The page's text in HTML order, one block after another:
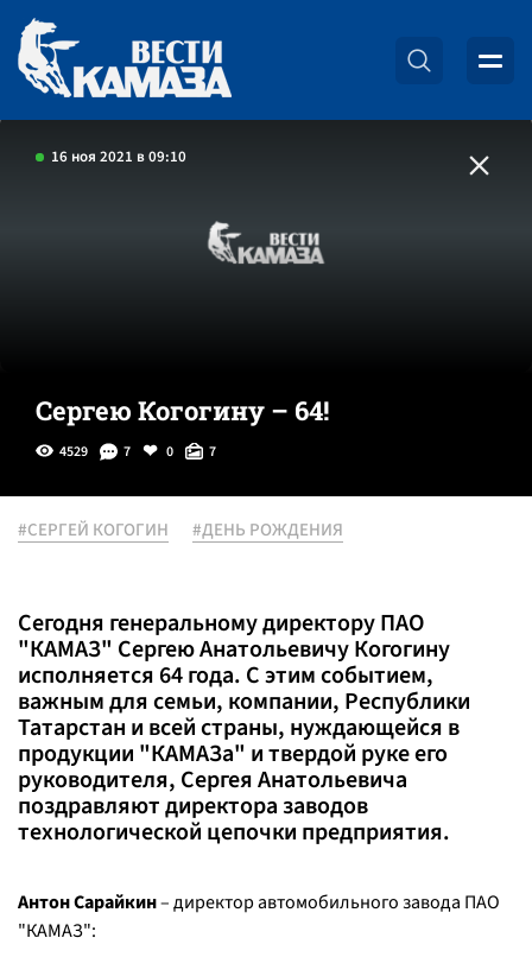
16 ноя 2021 в 09:10
Сергею Когогину – 64!
4529 7 0 7
#СЕРГЕЙ КОГОГИН #ДЕНЬ РОЖДЕНИЯ
Сегодня генеральному директору ПАО
"КАМАЗ" Сергею Анатольевичу Когогину
исполняется 64 года. С этим событием,
важным для семьи, компании, Республики
Татарстан и всей страны, нуждающейся в
продукции "КАМАЗа" и твердой руке его
руководителя, Сергея Анатольевича
поздравляют директора заводов
технологической цепочки предприятия.
Антон Сарайкин– директор автомобильного завода ПАО
"КАМАЗ":